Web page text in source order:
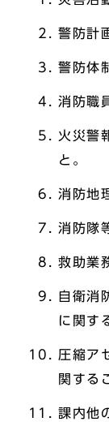
警防計
警防体
消防職
火災警
と。
消防地
消防隊
救助業
自衛消
に関す
圧縮ア
関する
課内他